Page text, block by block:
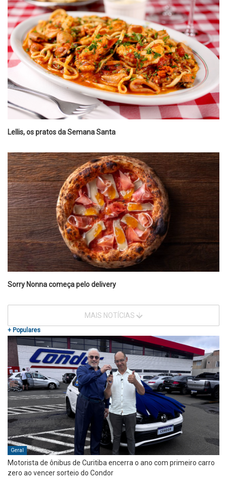
Lellis, os pratos da Semana Santa
Sorry Nonna começa pelo delivery
MAIS NOTÍCIAS
+ Populares
Geral
Motorista de ônibus de Curitiba encerra o ano com primeiro carro
zero ao vencer sorteio do Condor